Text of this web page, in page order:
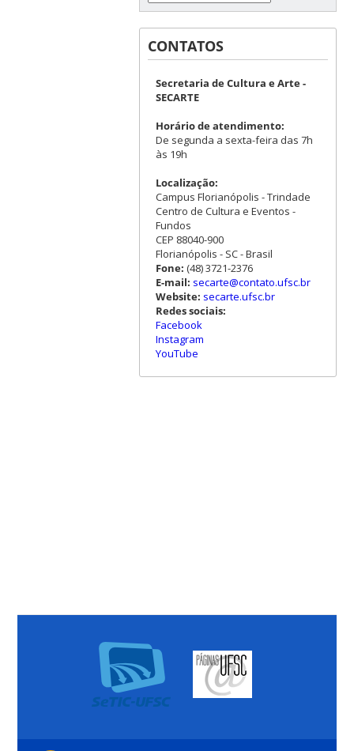
CONTATOS
Secretaria de Cultura e Arte -
SECARTE
Horário de atendimento:
De segunda a sexta-feira das 7h
às 19h
Localização:
Campus Florianópolis - Trindade
Centro de Cultura e Eventos -
Fundos
CEP 88040-900
Florianópolis - SC - Brasil
Fone: (48) 3721-2376
E-mail: secarte@contato.ufsc.br
Website: secarte.ufsc.br
Redes sociais:
Facebook
Instagram
YouTube